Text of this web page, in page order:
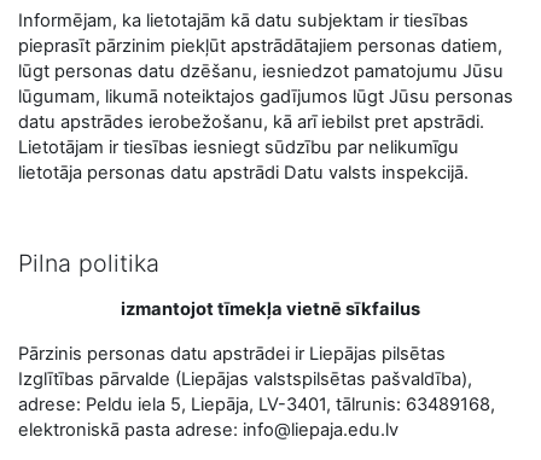
Informējam, ka lietotajām kā datu subjektam ir tiesības
pieprasīt pārzinim piekļūt apstrādātajiem personas datiem,
lūgt personas datu dzēšanu, iesniedzot pamatojumu Jūsu
lūgumam, likumā noteiktajos gadījumos lūgt Jūsu personas
datu apstrādes ierobežošanu, kā arī iebilst pret apstrādi.
Lietotājam ir tiesības iesniegt sūdzību par nelikumīgu
lietotāja personas datu apstrādi Datu valsts inspekcijā.
Pilna politika
izmantojot tīmekļa vietnē sīkfailus
Pārzinis personas datu apstrādei ir Liepājas pilsētas
Izglītības pārvalde (Liepājas valstspilsētas pašvaldība),
adrese: Peldu iela 5, Liepāja, LV-3401, tālrunis: 63489168,
elektroniskā pasta adrese: info@liepaja.edu.lv